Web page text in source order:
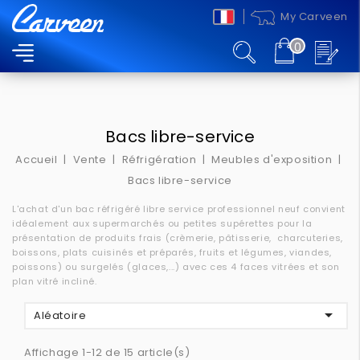
My Carveen
0
MENU
Bacs libre-service
Accueil Vente Réfrigération
Meubles d'exposition
Bacs libre-service
L'achat d'un bac réfrigéré libre service professionnel neuf convient
idéalement aux supermarchés ou petites supérettes pour la
présentation de produits frais (crèmerie, pâtisserie, charcuteries,
boissons, plats cuisinés et préparés, fruits et légumes, viandes,
poissons) ou surgelés (glaces,...) avec ces 4 faces vitrées et son
plan vitré incliné.
Aléatoire 
Affichage 1-12 de 15 article(s)